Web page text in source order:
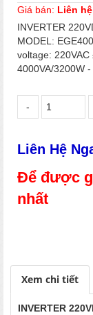
Giá bán: Liên
INVERTER
MODEL:
voltage: 220VAC
4000VA/3200W
Liên Hệ
Để được
nhất
Xem chi tiết
INVERTER